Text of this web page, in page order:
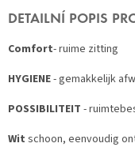
DETAILNÍ POPIS
Comfort- ruime zitting
HYGIENE- gemakkelijk
POSSIBILITEIT -
Wit schoon, eenvoudig